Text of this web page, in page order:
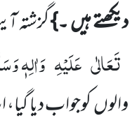
دیکھتے ہیں ۔}گزشتہ
تَعَالٰی عَلَیْہِ وَاٰلِہٖ
والوں کوجواب دیا